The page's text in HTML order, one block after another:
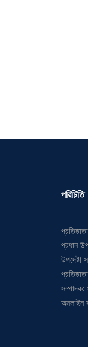
পরিচিতি
প্রধান
সম্পাদক:
অনলাইন